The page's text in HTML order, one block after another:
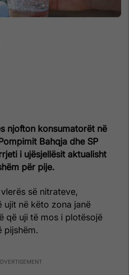
njofton konsumatorët në
Bahqja dhe SP
i ujësjellësit aktualisht
për pije.
së nitrateve,
në këto zona janë
që uji të mos i plotësojë
pijshëm.